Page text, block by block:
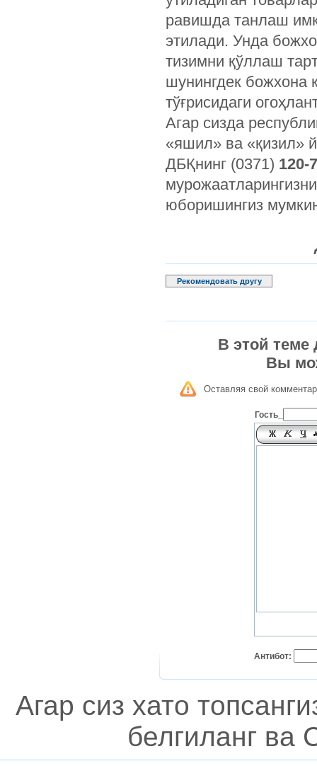
равишда танлаш
этилади. Унда
тизимни қўллаш
шунингдек божхона
тўғрисидаги
Агар сизда
«яшил» ва «қизил»
ДБҚнинг (0371) 120-
юборишингиз
Рекомендовать другу
В этой теме
Вы
Оставляя свой
Гость_
Антибот:
Агар сиз хато
белгиланг ва